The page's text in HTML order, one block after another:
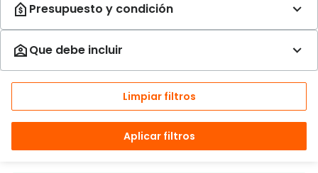
Limpiar filtros
Aplicar filtros